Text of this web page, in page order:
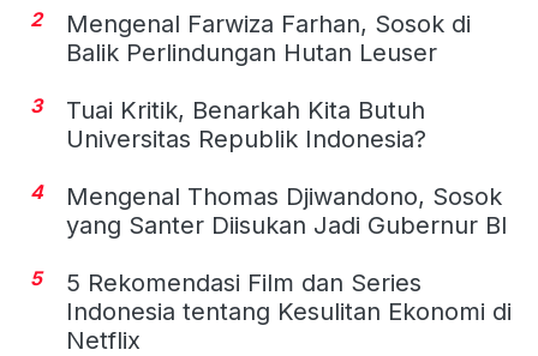
2
Mengenal Farwiza Farhan, Sosok di
Balik Perlindungan Hutan Leuser
3
Tuai Kritik, Benarkah Kita Butuh
Universitas Republik Indonesia?
4
Mengenal Thomas Djiwandono, Sosok
yang Santer Diisukan Jadi Gubernur BI
5
5 Rekomendasi Film dan Series
Indonesia tentang Kesulitan Ekonomi di
Netflix